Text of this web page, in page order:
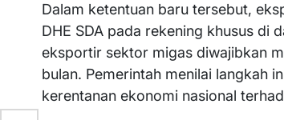
Dalam ketentuan baru tersebut,
DHE SDA pada rekening khusus di
eksportir sektor migas diwajibkan
bulan. Pemerintah menilai langkah
kerentanan ekonomi nasional